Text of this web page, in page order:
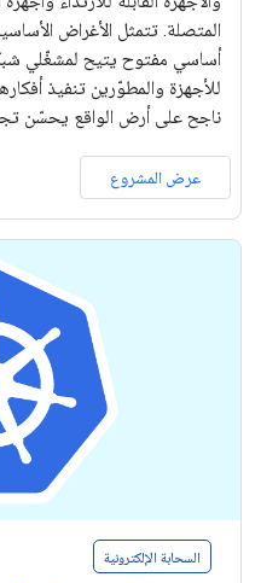
أساسي مفتوح يتيح لمشغّلي
للأجهزة والمطوّرين تنفيذ
ناجح على أرض الواقع يحسّن
عرض المشروع
السحابة الإلكترونية